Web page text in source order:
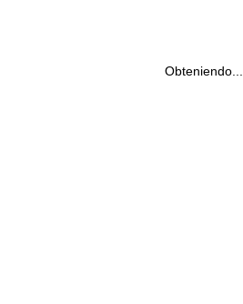
Obteniendo...